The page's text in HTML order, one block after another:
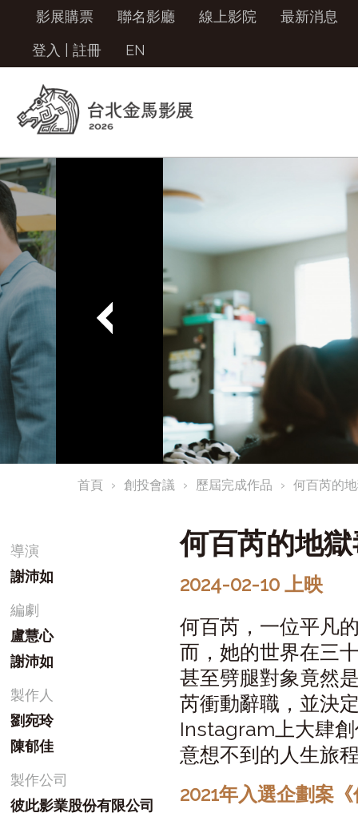
影展購票 聯名影廳 線上影院
最新消息
登入
註冊 EN
首頁 創投會議 歷屆完成作品 何百芮的
導演
謝沛如
編劇
盧慧心
謝沛如
製作人
劉宛玲
陳郁佳
製作公司
彼此影業股份有限公司
何百芮的地
2024-02-10 上映
何百芮，一位平凡
而，她的世界在三
甚至劈腿對象竟然
芮衝動辭職，並決
Instagram上大肆
意想不到的人生旅
2021年入選企劃案